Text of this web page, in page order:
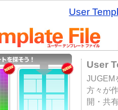
User
User
JUGEM
方々が
開・共